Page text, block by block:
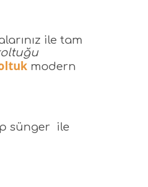
ile tam
modern
sünger ile